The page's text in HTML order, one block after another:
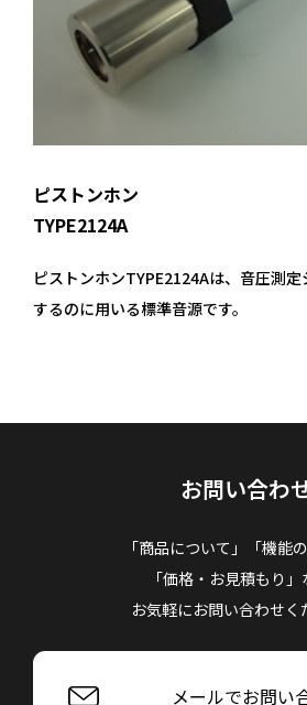
ピストンホン
TYPE2124A
ピストンホンTYPE2124Aは、音圧測
するのに用いる標準音源です。
お問い合わ
「商品について」「機能
「価格・お見積もり」
お気軽にお問い合わせく
メールでお問い